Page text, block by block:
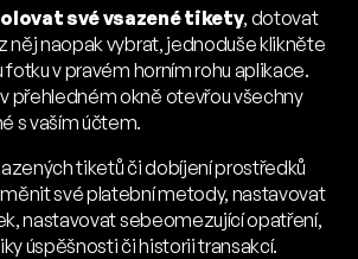
své vsazené tikety, dotovat
něj naopak vybrat, jednoduše klikněte
fotku v pravém horním rohu aplikace.
přehledném okně otevřou všechny
s vaším účtem.
tiketů či dobíjení prostředků
své platební metody, nastavovat
nastavovat sebeomezující opatření,
úspěšnosti či historii transakcí.